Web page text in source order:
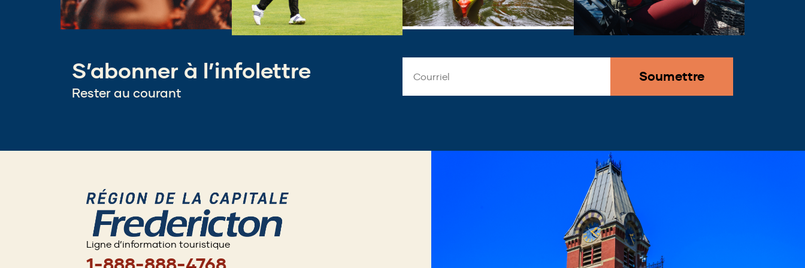
S’abonner à l’infolettre
Rester au courant
Address
*
Ligne d’information touristique